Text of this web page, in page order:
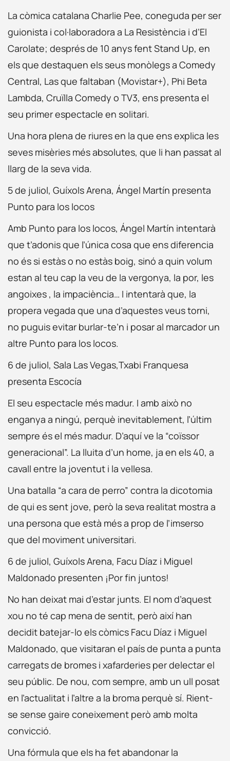
La còmica catalana Charlie Pee, coneguda per ser
guionista i col·laboradora a La Resistència i d’El
Carolate; després de 10 anys fent Stand Up, en
els que destaquen els seus monòlegs a Comedy
Central, Las que faltaban (Movistar+), Phi Beta
Lambda, Cruïlla Comedy o TV3, ens presenta el
seu primer espectacle en solitari.
Una hora plena de riures en la que ens explica les
seves misèries més absolutes, que li han passat al
llarg de la seva vida.
5 de juliol, Guíxols Arena, Ángel Martín presenta
Punto para los locos
Amb Punto para los locos, Ángel Martín intentarà
que t’adonis que l’única cosa que ens diferencia
no és si estàs o no estàs boig, sinó a quin volum
estan al teu cap la veu de la vergonya, la por, les
angoixes , la impaciència… I intentarà que, la
propera vegada que una d’aquestes veus torni,
no puguis evitar burlar-te’n i posar al marcador un
altre Punto para los locos.
6 de juliol, Sala Las Vegas,Txabi Franquesa
presenta Escocía
El seu espectacle més madur. I amb això no
enganya a ningú, perquè inevitablement, l’últim
sempre és el més madur. D’aquí ve la “coïssor
generacional”. La lluita d’un home, ja en els 40, a
cavall entre la joventut i la vellesa.
Una batalla “a cara de perro” contra la dicotomia
de qui es sent jove, però la seva realitat mostra a
una persona que està més a prop de l’imserso
que del moviment universitari.
6 de juliol, Guíxols Arena, Facu Díaz i Miguel
Maldonado presenten ¡Por fin juntos!
No han deixat mai d’estar junts. El nom d’aquest
xou no té cap mena de sentit, però així han
decidit batejar-lo els còmics Facu Díaz i Miguel
Maldonado, que visitaran el país de punta a punta
carregats de bromes i xafarderies per delectar el
seu públic. De nou, com sempre, amb un ull posat
en l’actualitat i l’altre a la broma perquè sí. Rient-
se sense gaire coneixement però amb molta
convicció.
Una fórmula que els ha fet abandonar la